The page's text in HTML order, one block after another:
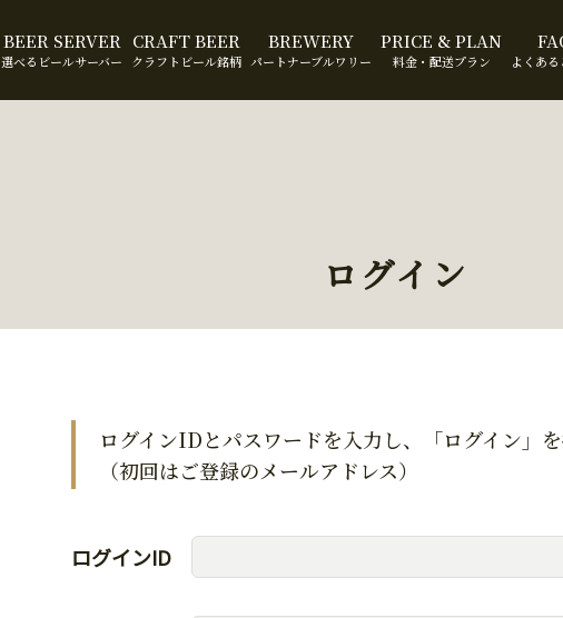
BEER SERVER
選べるビールサーバー
CRAFT BEER
クラフトビール銘柄
BREWERY
パートナーブルワリー
PRICE & PLAN
料金・配送プラン よくあ
ログイン
ログインIDとパスワードを入力し、「ログイン」
（初回はご登録のメールアドレス）
ログインID